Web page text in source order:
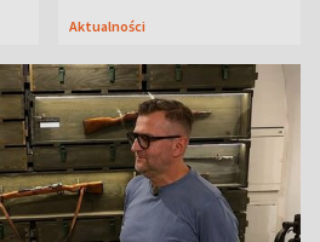
Aktualności